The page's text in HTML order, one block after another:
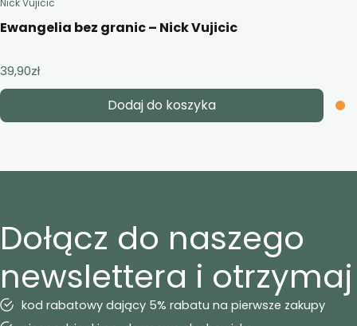
Ewangelia bez granic – Nick Vujicic
39,90zł
Dodaj do koszyka
Dołącz do naszego
newslettera i otrzymaj
kod rabatowy dający 5% rabatu na pierwsze zakupy